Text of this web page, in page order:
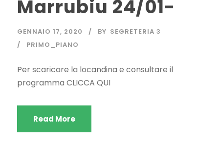
Marrubiu 24/01-
GENNAIO 17, 2020 BY SEGRETERIA 3
PRIMO_PIANO
Per scaricare la locandina e consultare il
programma CLICCA QUI
Read More